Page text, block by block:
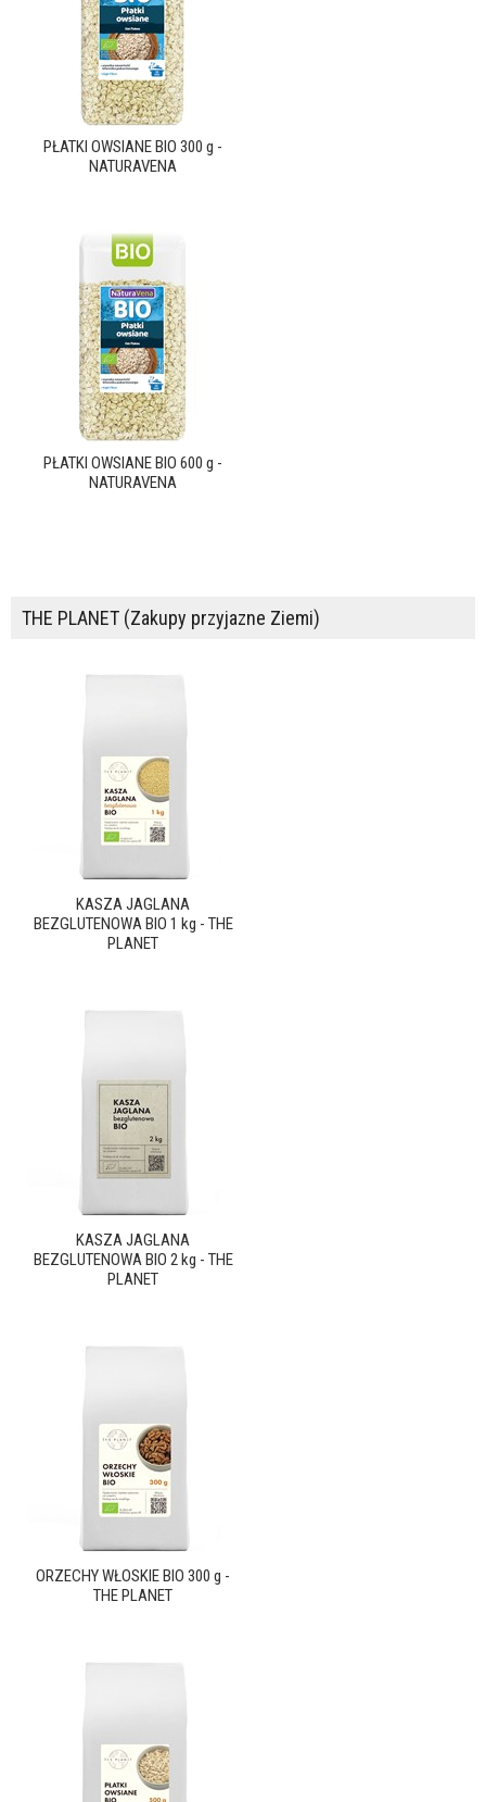
PŁATKI OWSIANE BIO 300 g -
NATURAVENA
PŁATKI OWSIANE BIO 600 g -
NATURAVENA
THE PLANET (Zakupy przyjazne Ziemi)
KASZA JAGLANA
BEZGLUTENOWA BIO 1 kg - THE
PLANET
KASZA JAGLANA
BEZGLUTENOWA BIO 2 kg - THE
PLANET
ORZECHY WŁOSKIE BIO 300 g -
THE PLANET